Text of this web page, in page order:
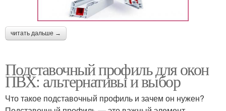
читать дальше →
Подставочный профиль для окон
ПВХ: альтернативы и выбор
Что такое подставочный профиль и зачем он нужен?